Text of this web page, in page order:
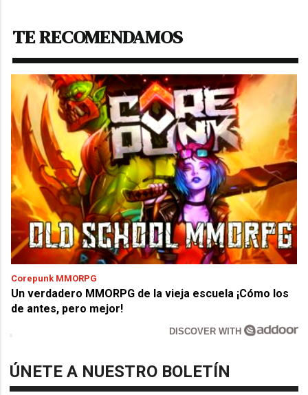
TE RECOMENDAMOS
Corepunk MMORPG
Un verdadero MMORPG de la vieja escuela ¡Cómo los
de antes, pero mejor!
DISCOVER WITH
ÚNETE A NUESTRO BOLETÍN